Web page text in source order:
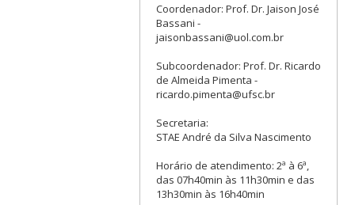
Coordenador: Prof. Dr. Jaison José
Bassani -
jaisonbassani@uol.com.br
Subcoordenador: Prof. Dr. Ricardo
de Almeida Pimenta -
ricardo.pimenta@ufsc.br
Secretaria:
STAE André da Silva Nascimento
Horário de atendimento: 2ª à 6ª,
das 07h40min às 11h30min e das
13h30min às 16h40min